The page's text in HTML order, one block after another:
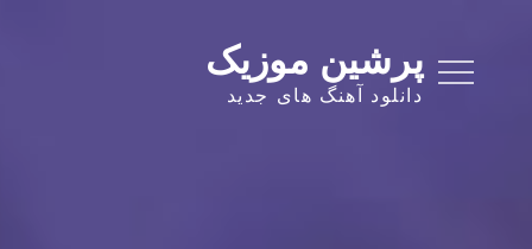
content
پرشین موزیک
دانلود آهنگ های جدید